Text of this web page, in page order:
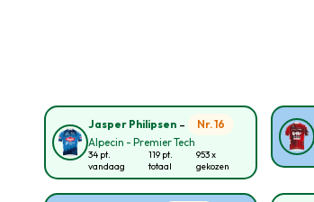
Jasper Philipsen -
Nr. 16
Alpecin - Premier Tech
34 pt.
vandaag
119 pt.
totaal
953 x
gekozen